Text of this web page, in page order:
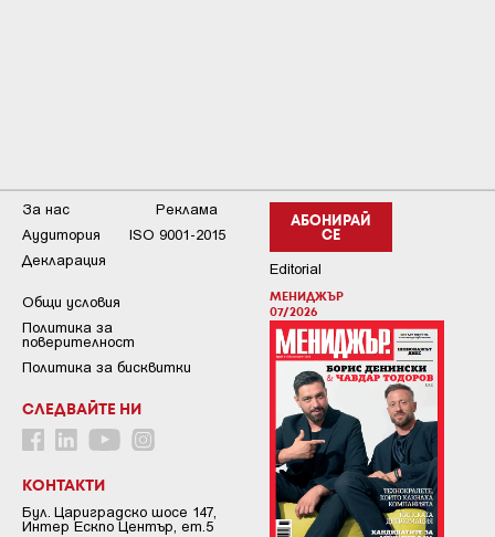
АБОНИРАЙ
СЕ
Editorial
МЕНИДЖЪР
07/2026
За нас
Реклама
Аудитория
ISO 9001-2015
Декларация
Общи условия
Пoлитикa зa
пoвepитeлнocт
Политика за бисквитки
СЛЕДВАЙТЕ НИ
КОНТАКТИ
Бул. Цариградско шосе 147,
Интер Ескпо Център, ет.5